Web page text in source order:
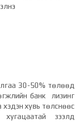
30-50% төлөөд
банк лизинг
хувь төлснөөс
зээлд